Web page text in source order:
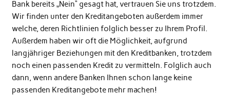
Bank bereits „Nein“ gesagt hat, vertrauen Sie uns trotzdem.
Wir finden unter den Kreditangeboten außerdem immer
welche, deren Richtlinien folglich besser zu Ihrem Profil.
Außerdem haben wir oft die Möglichkeit, aufgrund
langjähriger Beziehungen mit den Kreditbanken, trotzdem
noch einen passenden Kredit zu vermitteln. Folglich auch
dann, wenn andere Banken Ihnen schon lange keine
passenden Kreditangebote mehr machen!